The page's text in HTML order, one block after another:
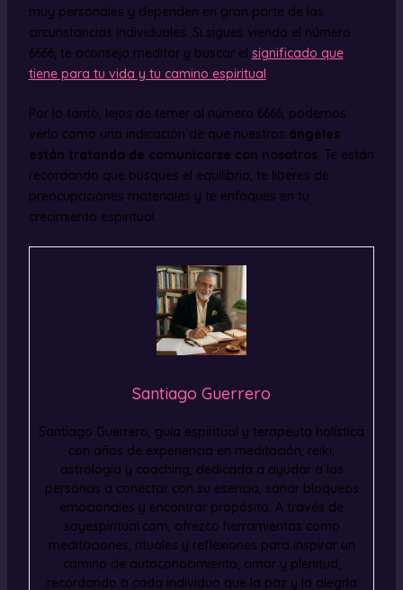
muy personales y dependen en gran parte de las
circunstancias individuales. Si sigues viendo el número
6666, te aconsejo meditar y buscar el significado que
tiene para tu vida y tu camino espiritual.
Por lo tanto, lejos de temer al número 6666, podemos
verlo como una indicación de que nuestros ángeles
están tratando de comunicarse con nosotros. Te están
recordando que busques el equilibrio, te liberes de
preocupaciones materiales y te enfoques en tu
crecimiento espiritual.
Santiago Guerrero
Santiago Guerrero, guía espiritual y terapeuta holística
con años de experiencia en meditación, reiki,
astrología y coaching, dedicada a ayudar a las
personas a conectar con su esencia, sanar bloqueos
emocionales y encontrar propósito. A través de
soyespiritual.com, ofrezco herramientas como
meditaciones, rituales y reflexiones para inspirar un
camino de autoconocimiento, amor y plenitud,
recordando a cada individuo que la paz y la alegría